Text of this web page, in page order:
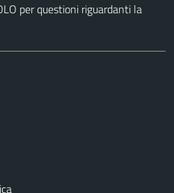
per questioni riguardanti la